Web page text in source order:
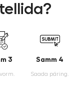
3 Samm 4
Saada päring.